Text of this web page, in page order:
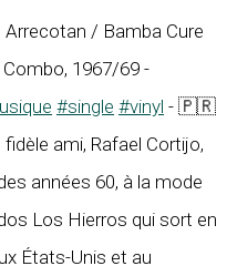
/ Bamba Cure
1967/69 -
#single #vinyl - 🇵🇷
ami, Rafael Cortijo,
années 60, à la mode
Los Hierros qui sort en
États-Unis et au